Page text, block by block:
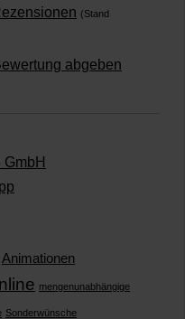
(Stand
abgeben
Animationen
mengenunabhängige
Sonderwünsche